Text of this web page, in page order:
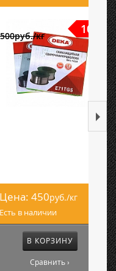
10%
500руб./кг
Цена: 450руб./кг
Есть в наличии
В КОРЗИНУ
Сравнить ›